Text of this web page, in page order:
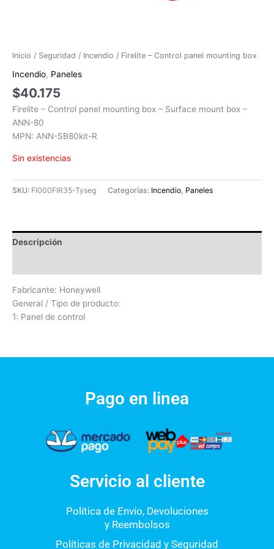
Inicio / Seguridad / Incendio / Firelite – Control panel mounting box
Incendio, Paneles
$40.175
Firelite – Control panel mounting box – Surface mount box –
ANN-80
MPN: ANN-SB80kit-R
Sin existencias
SKU: FI000FIR35-Tyseg Categorías: Incendio, Paneles
Descripción
Fabricante: Honeywell
General / Tipo de producto:
1: Panel de control
Pago en linea
Servicio al cliente
Política de Envío, Devoluciones
y Reembolsos
Políticas de Privacidad y Seguridad